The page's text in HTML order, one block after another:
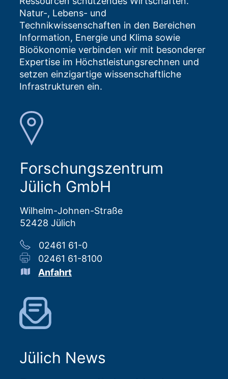
Natur-, Lebens- und
Technikwissenschaften in den Bereichen
Information, Energie und Klima sowie
Bioökonomie verbinden wir mit besonderer
Expertise im Höchstleistungsrechnen und
setzen einzigartige wissenschaftliche
Infrastrukturen ein.
Forschungszentrum
Jülich GmbH
Wilhelm-Johnen-Straße
52428 Jülich
02461 61-0
02461 61-8100
Anfahrt
Jülich News